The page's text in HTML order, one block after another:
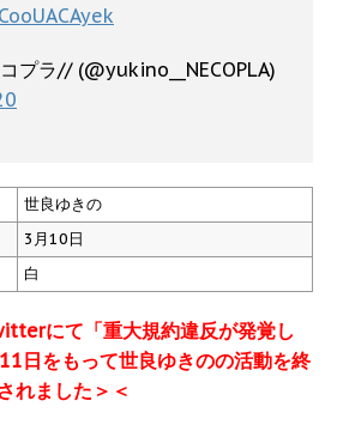
プラ// (@yukino__NECOPLA)
世良ゆきの
3月10日
白
にて「重大規約違反が発覚し
日をもって世良ゆきのの活動を終
れました＞＜